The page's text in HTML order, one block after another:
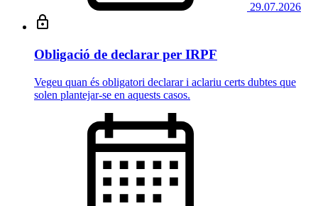
29.07.2026
Obligació de declarar per IRPF
Vegeu quan és obligatori declarar i aclariu certs dubtes que
solen plantejar-se en aquests casos.